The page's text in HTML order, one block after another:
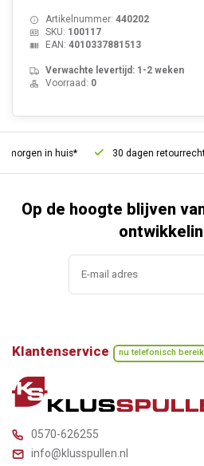
Artikelnummer: 440202
SKU: 100117
EAN: 4010337881513
Verwachte levertijd: 1-2 weken
Voorraad: 0
in huis* 30 dagen retourrecht
Op de hoogte blijven
Klantenservice nu telefonisch
0570-626255
info@klusspullen.nl